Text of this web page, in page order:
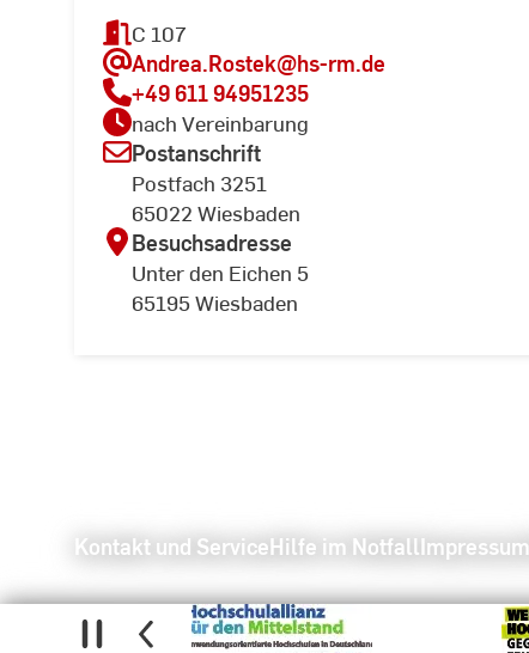
C 107
Andrea.Rostek@hs-rm.de
+49 611 94951235
nach Vereinbarung
Postanschrift
Postfach 3251
65022 Wiesbaden
Besuchsadresse
Unter den Eichen 5
65195 Wiesbaden
Kontakt und ServiceHilfe im NotfallImpressum